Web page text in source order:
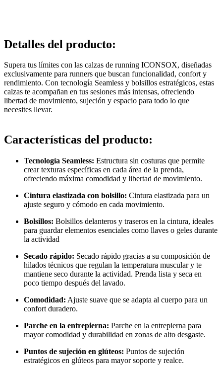
Detalles del producto:
Supera tus límites con las calzas de running ICONSOX, diseñadas
exclusivamente para runners que buscan funcionalidad, confort y
rendimiento. Con tecnología Seamless y bolsillos estratégicos, estas
calzas te acompañan en tus sesiones más intensas, ofreciendo
libertad de movimiento, sujeción y espacio para todo lo que
necesites llevar.
Características del producto:
Tecnología Seamless: Estructura sin costuras que permite
crear texturas específicas en cada área de la prenda,
ofreciendo máxima comodidad y libertad de movimiento.
Cintura elastizada con bolsillo: Cintura elastizada para un
ajuste seguro y cómodo en cada movimiento.
Bolsillos: Bolsillos delanteros y traseros en la cintura, ideales
para guardar elementos esenciales como llaves o geles durante
la actividad
Secado rápido: Secado rápido gracias a su composición de
hilados técnicos que regulan la temperatura muscular y te
mantiene seco durante la actividad. Prenda lista y seca en
poco tiempo después del lavado.
Comodidad: Ajuste suave que se adapta al cuerpo para un
confort duradero.
Parche en la entrepierna: Parche en la entrepierna para
mayor comodidad y durabilidad en zonas de alto desgaste.
Puntos de sujeción en glúteos: Puntos de sujeción
estratégicos en glúteos para mayor soporte y realce.